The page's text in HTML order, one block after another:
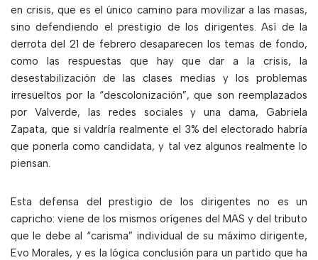
en crisis, que es el único camino para movilizar a las masas,
sino defendiendo el prestigio de los dirigentes. Así de la
derrota del 21 de febrero desaparecen los temas de fondo,
como las respuestas que hay que dar a la crisis, la
desestabilización de las clases medias y los problemas
irresueltos por la “descolonización”, que son reemplazados
por Valverde, las redes sociales y una dama, Gabriela
Zapata, que si valdría realmente el 3% del electorado habría
que ponerla como candidata, y tal vez algunos realmente lo
piensan.
Esta defensa del prestigio de los dirigentes no es un
capricho: viene de los mismos orígenes del MAS y del tributo
que le debe al “carisma” individual de su máximo dirigente,
Evo Morales, y es la lógica conclusión para un partido que ha